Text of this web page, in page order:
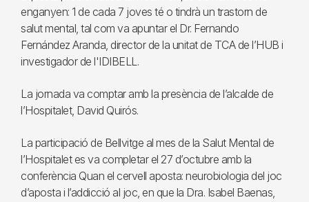
enganyen: 1 de cada 7 joves té o tindrà un trastorn de
salut mental, tal com va apuntar el Dr. Fernando
Fernández Aranda, director de la unitat de TCA de l’HUB i
investigador de l'IDIBELL.
La jornada va comptar amb la presència de l’alcalde de
l’Hospitalet, David Quirós.
La participació de Bellvitge al mes de la Salut Mental de
l’Hospitalet es va completar el 27 d’octubre amb la
conferència Quan el cervell aposta: neurobiologia del joc
d’aposta i l’addicció al joc, en que la Dra. Isabel Baenas,